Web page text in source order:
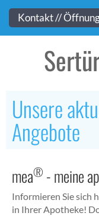
Kontakt
Unsere
Angebote
mea® - meine
Informieren Sie sich
in Ihrer Apotheke!
Kontakt //